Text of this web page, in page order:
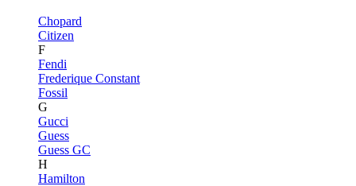
Chopard
Citizen
F
Fendi
Frederique Constant
Fossil
G
Gucci
Guess
Guess GC
H
Hamilton